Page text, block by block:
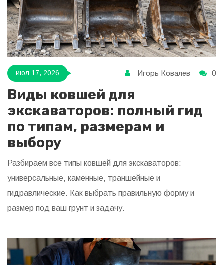
июл 17, 2026 Игорь Ковалев 0
Виды ковшей для
экскаваторов: полный гид
по типам, размерам и
выбору
Разбираем все типы ковшей для экскаваторов:
универсальные, каменные, траншейные и
гидравлические. Как выбрать правильную форму и
размер под ваш грунт и задачу.